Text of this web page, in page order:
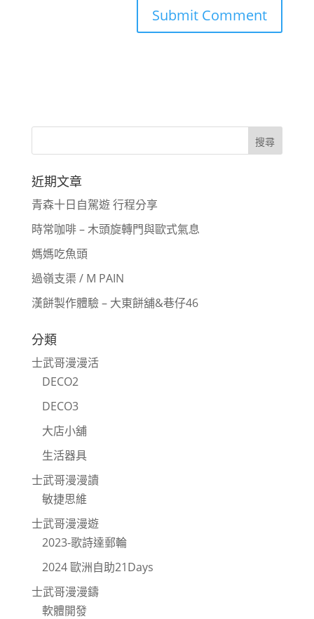
近期文章
青森十日自駕遊 行程分享
時常咖啡 – 木頭旋轉門與歐式氣息
媽媽吃魚頭
過嶺支渠 / M PAIN
漢餅製作體驗 – 大東餅舖&巷仔46
分類
士武哥漫漫活
DECO2
DECO3
大店小舖
生活器具
士武哥漫漫讀
敏捷思維
士武哥漫漫遊
2023-歌詩達郵輪
2024 歐洲自助21Days
士武哥漫漫鑄
軟體開發